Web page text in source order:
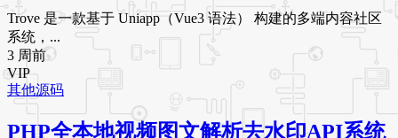
Trove 是一款基于 Uniapp（Vue3 语法） 构建的多端内容社区
系统，...
3 周前
VIP
其他源码
PHP全本地视频图文解析去水印API系统